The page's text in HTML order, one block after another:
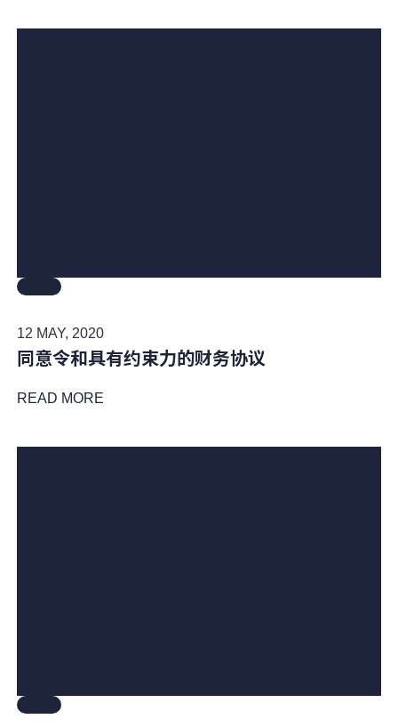
12 MAY, 2020
同意令和具有约束力的财务协议
READ MORE